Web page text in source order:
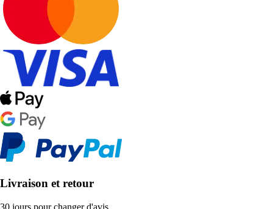
Livraison et retour
30 jours pour changer d'avis